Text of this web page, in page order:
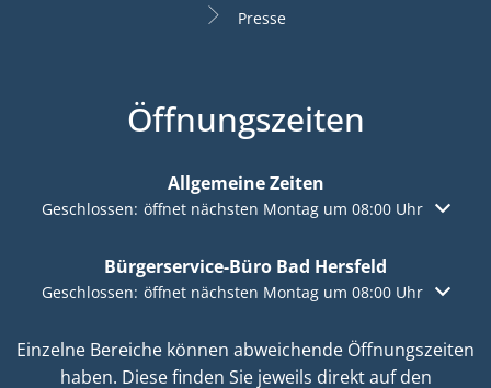
Presse
Öffnungszeiten
Allgemeine Zeiten
Klicken, um weitere Öffnungs- oder Schließzeiten
Geschlossen: öffnet nächsten Montag um 08:00 Uhr
Bürgerservice-Büro Bad Hersfeld
Klicken, um weitere Öffnungs- oder Schließzeiten
Geschlossen: öffnet nächsten Montag um 08:00 Uhr
Einzelne Bereiche können abweichende Öffnungszeiten
haben. Diese finden Sie jeweils direkt auf den